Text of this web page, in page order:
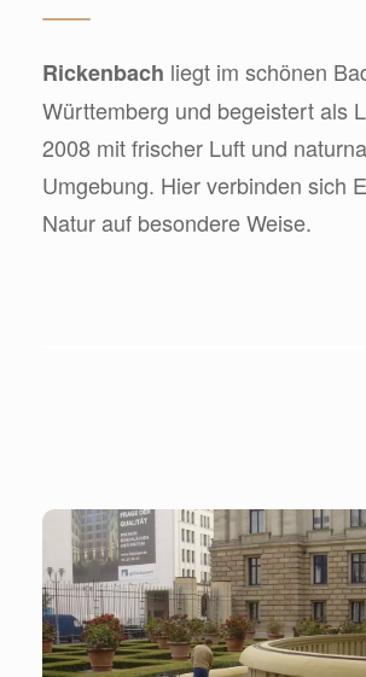
Rickenbach liegt im schönen
Württemberg und begeistert als
2008 mit frischer Luft und
Umgebung. Hier verbinden sich
Natur auf besondere Weise.